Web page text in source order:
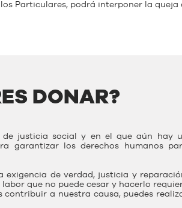
los Particulares, podrá interponer la
DONAR?
de justicia social y en el que aún hay
garantizar los derechos humanos
exigencia de verdad, justicia y
que no puede cesar y hacerlo
contribuir a nuestra causa, puedes